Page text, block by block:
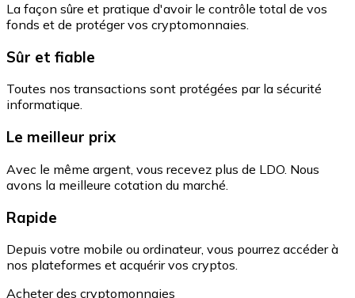
La façon sûre et pratique d'avoir le contrôle total de vos
fonds et de protéger vos cryptomonnaies.
Sûr et fiable
Toutes nos transactions sont protégées par la sécurité
informatique.
Le meilleur prix
Avec le même argent, vous recevez plus de LDO. Nous
avons la meilleure cotation du marché.
Rapide
Depuis votre mobile ou ordinateur, vous pourrez accéder à
nos plateformes et acquérir vos cryptos.
Acheter des cryptomonnaies